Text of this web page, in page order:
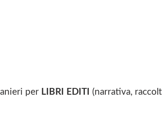
per LIBRI EDITI (narrativa,